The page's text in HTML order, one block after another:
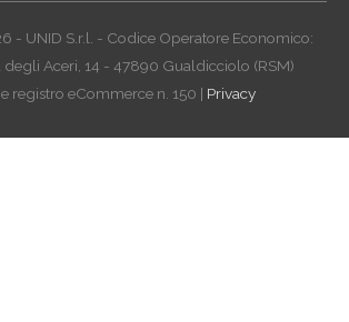
- UNID S.r.l. - Codice Operatore Economico:
degli Aceri, 14 - 47890 Gualdicciolo (RSM)
registro eCommerce n. 150 | Privacy